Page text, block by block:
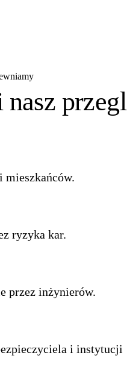
mieszkańców.
ryzyka kar.
przez inżynierów.
i instytucji